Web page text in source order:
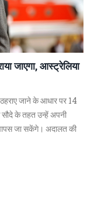
जाएगा, आस्ट्रेलिया
जाने के आधार पर 14
सौदे के तहत उन्हें अपनी
जा सकेंगे। अदालत की